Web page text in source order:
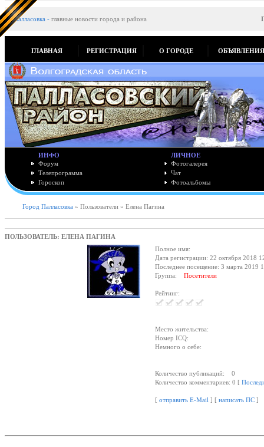
Палласовка - главные новости города и района
ГЛАВНАЯ РЕГИСТРАЦИЯ О ГОРОДЕ ОБЪЯВЛЕНИЯ
ИНФО
Форум
Телепрограмма
Гороскоп
ЛИЧНОЕ
Фотогалерея
Чат
Фотоальбомы
Город Палласовка » Пользователи » Елена Пагина
ПОЛЬЗОВАТЕЛЬ: ЕЛЕНА ПАГИНА
Полное имя:
Дата регистрации: 22 октября 2018
Последнее посещение: 3 марта 2019
Группа: Посетители
Рейтинг:
Место жительства:
Номер ICQ:
Немного о себе:
Количество публикаций: 0
Количество комментариев: 0 [
[ отправить E-Mail ] [ написать ПС]